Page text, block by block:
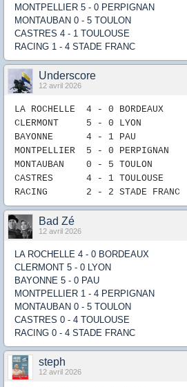
MONTPELLIER 5 - 0 PERPIGNAN
MONTAUBAN 0 - 5 TOULON
CASTRES 4 - 1 TOULOUSE
RACING 1 - 4 STADE FRANC
Underscore
12 avril 2026
LA ROCHELLE 4 - 0 BORDEAUX
CLERMONT 5 -
0 LYON
BAYONNE 4
- 1 PAU
MONTPELLIER 5
- 0 PERPIGNAN
MONTAUBAN 0
- 5 TOULON
CASTRES 4
- 1 TOULOUSE
RACING 2
- 2 STADE FRANC
Bad Zé
12 avril 2026
LA ROCHELLE 4 - 0 BORDEAUX
CLERMONT 5 - 0 LYON
BAYONNE 5 - 0 PAU
MONTPELLIER 1 - 4 PERPIGNAN
MONTAUBAN 0 - 5 TOULON
CASTRES 0 - 4 TOULOUSE
RACING 0 - 4 STADE FRANC
steph
12 avril 2026